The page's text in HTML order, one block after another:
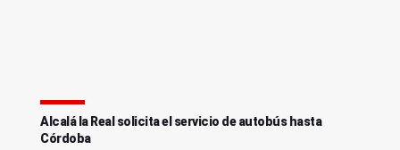
Alcalá la Real solicita el servicio de autobús hasta
Córdoba